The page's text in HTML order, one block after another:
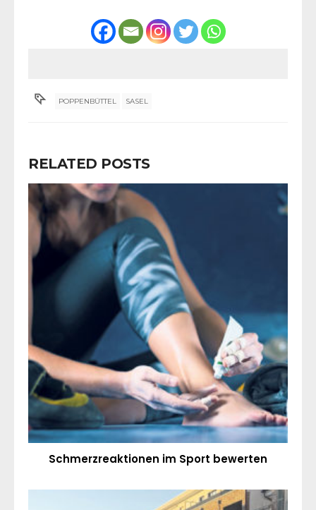
POPPENBÜTTEL SASEL
RELATED POSTS
Schmerzreaktionen im Sport bewerten